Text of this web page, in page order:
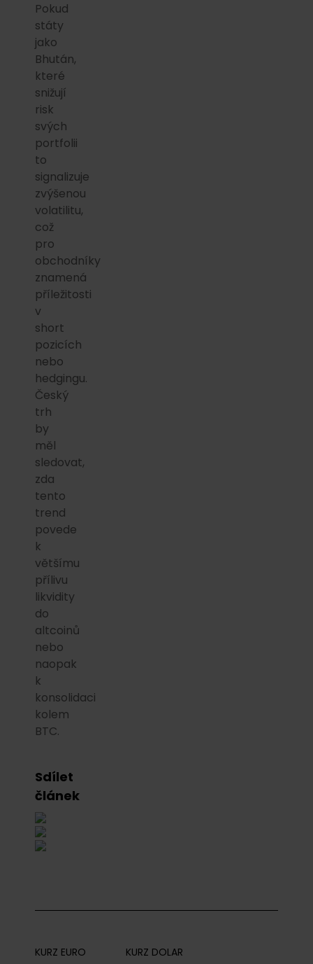
Pokud
státy
jako
Bhután,
které
snižují
risk
svých
portfolii
to
signalizuje
zvýšenou
volatilitu,
což
pro
obchodníky
znamená
příležitosti
v
short
pozicích
nebo
hedgingu.
Český
trh
by
měl
sledovat,
zda
tento
trend
povede
k
většímu
přílivu
likvidity
do
altcoinů
nebo
naopak
k
konsolidaci
kolem
BTC.
Sdílet
článek
KURZ EURO
KURZ DOLAR